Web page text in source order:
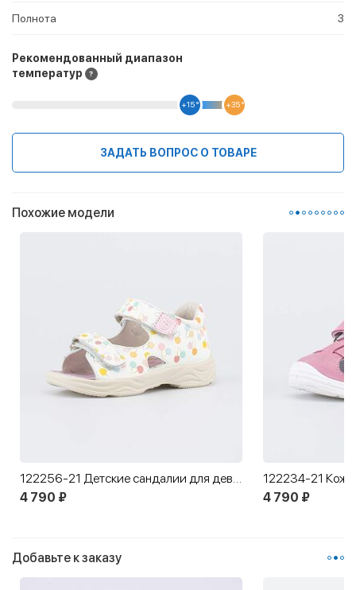
Полнота 3
Рекомендованный диапазон
температур
+15 ° +35 °
ЗАДАТЬ ВОПРОС О ТОВАРЕ
Похожие модели
122256-21 Детские сандалии для девочки
4 790 ₽
4 790 ₽
Добавьте к заказу